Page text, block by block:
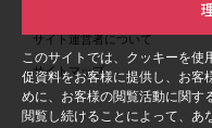
このサイトでは、クッキーを使
促資料をお客様に提供し、お客
めに、お客様の閲覧活動に関す
閲覧し続けることによって、あ
サイト運営者について
サイトマップ